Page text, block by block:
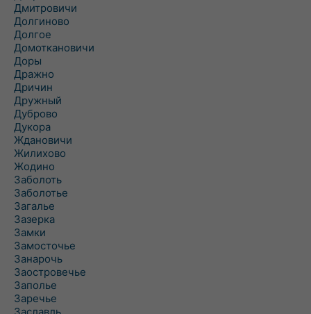
Дмитровичи
Долгиново
Долгое
Домоткановичи
Доры
Дражно
Дричин
Дружный
Дуброво
Дукора
Ждановичи
Жилихово
Жодино
Заболоть
Заболотье
Загалье
Зазерка
Замки
Замосточье
Занарочь
Заостровечье
Заполье
Заречье